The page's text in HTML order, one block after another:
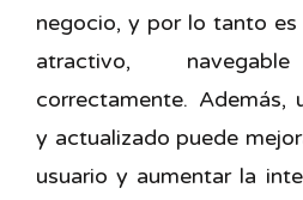
negocio, y por lo tanto
atractivo,
correctamente. Además,
y actualizado puede
usuario y aumentar la